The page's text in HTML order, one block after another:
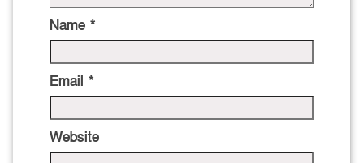
Name *
Email *
Website